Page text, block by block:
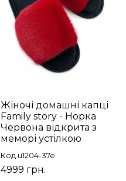
Жіночі домашні капці
Family story - Норка
Червона відкрита з
меморі устілкою
Код u1204-37e
4999 грн.